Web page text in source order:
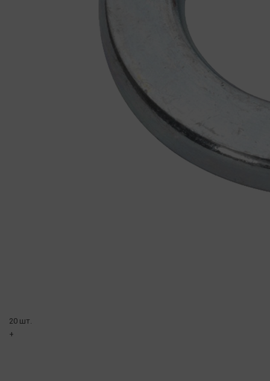
20 шт.
+